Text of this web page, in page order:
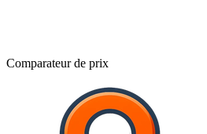
Comparateur de prix